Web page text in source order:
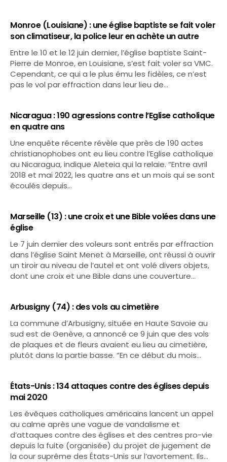
Monroe (Louisiane) : une église baptiste se fait voler
son climatiseur, la police leur en achète un autre
Entre le 10 et le 12 juin dernier, l’église baptiste Saint-
Pierre de Monroe, en Louisiane, s’est fait voler sa VMC.
Cependant, ce qui a le plus ému les fidèles, ce n’est
pas le vol par effraction dans leur lieu de…
Nicaragua : 190 agressions contre l’Eglise catholique
en quatre ans
Une enquête récente révèle que près de 190 actes
christianophobes ont eu lieu contre l’Eglise catholique
au Nicaragua, indique Aleteia qui la relaie. “Entre avril
2018 et mai 2022, les quatre ans et un mois qui se sont
écoulés depuis…
Marseille (13) : une croix et une Bible volées dans une
église
Le 7 juin dernier des voleurs sont entrés par effraction
dans l’église Saint Menet à Marseille, ont réussi à ouvrir
un tiroir au niveau de l’autel et ont volé divers objets,
dont une croix et une Bible dans une couverture…
Arbusigny (74) : des vols au cimetière
La commune d’Arbusigny, située en Haute Savoie au
sud est de Genève, a annoncé ce 9 juin que des vols
de plaques et de fleurs avaient eu lieu au cimetière,
plutôt dans la partie basse. “En ce début du mois…
États-Unis : 134 attaques contre des églises depuis
mai 2020
Les évêques catholiques américains lancent un appel
au calme après une vague de vandalisme et
d’attaques contre des églises et des centres pro-vie
depuis la fuite (organisée) du projet de jugement de
la cour suprême des États-Unis sur l’avortement. Ils…